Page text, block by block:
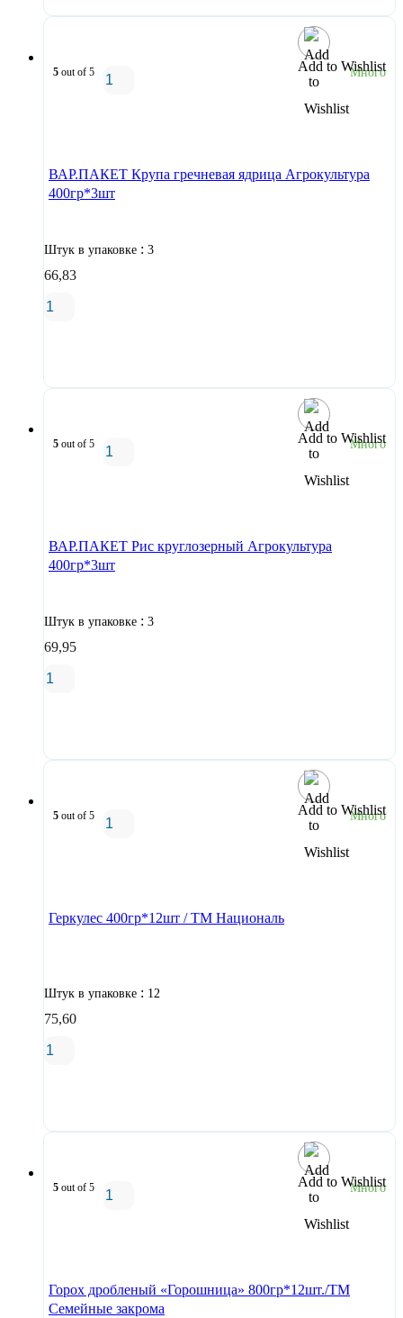
Add to Wishlist
5 out of 5 Много
ВАР.ПАКЕТ Крупа гречневая ядрица Агрокультура
400гр*3шт
Штук в упаковке : 3
66,83
Add to Wishlist
5 out of 5 Много
ВАР.ПАКЕТ Рис круглозерный Агрокультура
400гр*3шт
Штук в упаковке : 3
69,95
Add to Wishlist
5 out of 5 Много
Геркулес 400гр*12шт / ТМ Националь
Штук в упаковке : 12
75,60
Add to Wishlist
5 out of 5 Много
Горох дробленый «Горошница» 800гр*12шт./ТМ
Семейные закрома